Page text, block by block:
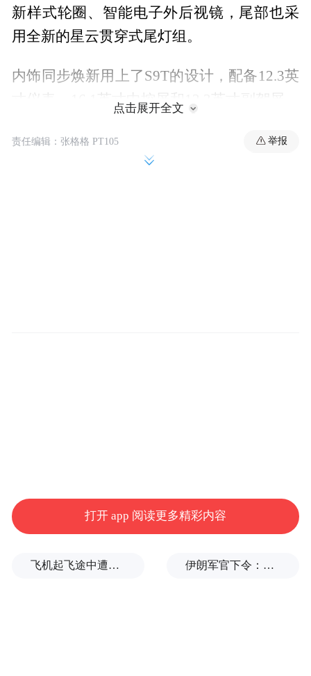
新样式轮圈、智能电子外后视镜，尾部也采
用全新的星云贯穿式尾灯组。
内饰同步焕新用上了S9T的设计，配备12.3英
寸仪表、16.1英寸中控屏和12.3英寸副驾屏，
载冰箱、且支持四座通风/加热/按摩。
点击展开全文
责任编辑：张格格 PT105 举报
打开 app 阅读更多精彩内容
飞机起飞途中遭雷击！航班滞留3小时临时换机 伊朗军官下令：如果美军踏上我国领土，就砍掉他们脚！